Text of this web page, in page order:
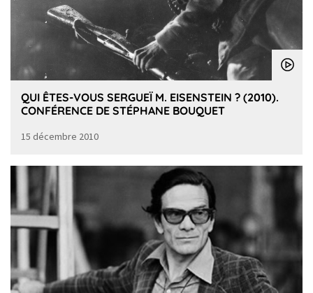
QUI ÊTES-VOUS SERGUEÏ M. EISENSTEIN ? (2010).
CONFÉRENCE DE STÉPHANE BOUQUET
15 décembre 2010